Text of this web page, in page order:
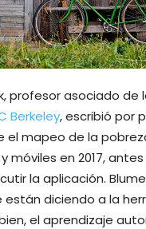
profesor asociado de
Berkeley, escribió por
el mapeo de la
móviles en 2017,
la aplicación.
están diciendo a la
el aprendizaje